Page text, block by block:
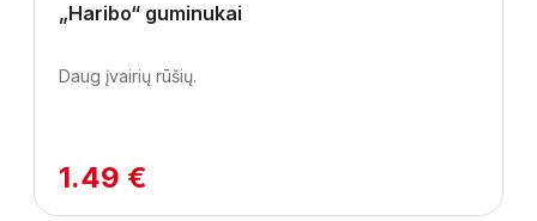
„Haribo“ guminukai
Daug įvairių rūšių.
1.49 €